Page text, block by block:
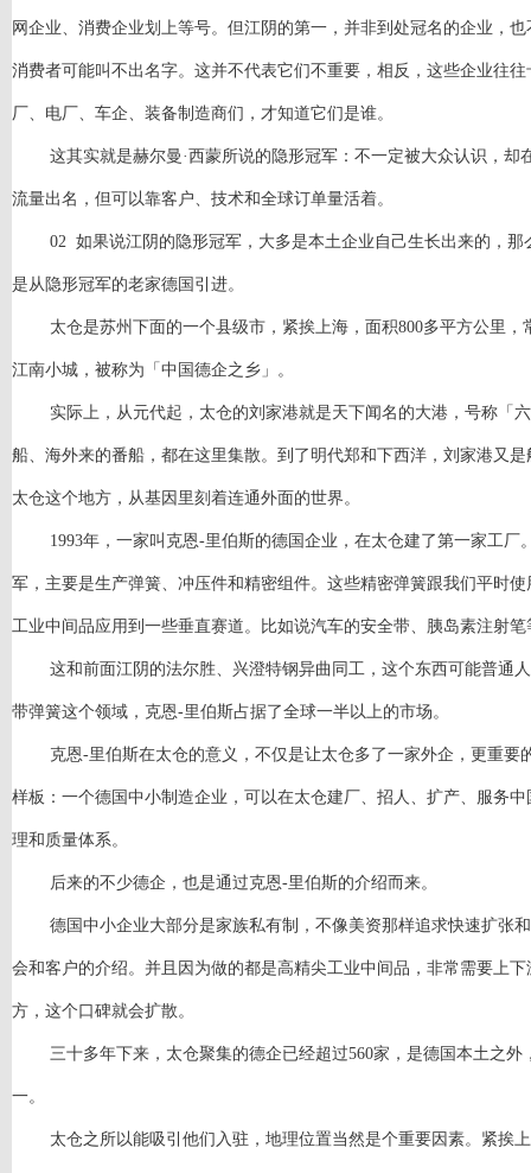
网企业、消费企业划上等号。但江阴的第一，并非到处冠名的企业，
消费者可能叫不出名字。这并不代表它们不重要，相反，这些企业往
厂、电厂、车企、装备制造商们，才知道它们是谁。
这其实就是赫尔曼 ·西蒙所说的隐形冠军：不一定被大众认识，却
流量出名，但可以靠客户、技术和全球订单量活着。
02 如果说江阴的隐形冠军，大多是本土企业自己生长出来的，
是从隐形冠军的老家德国引进。
太仓是苏州下面的一个县级市，紧挨上海，面积800多平方公里，
江南小城，被称为「中国德企之乡」。
实际上，从元代起，太仓的刘家港就是天下闻名的大港，号称「
船、海外来的番船，都在这里集散。到了明代郑和下西洋，刘家港又
太仓这个地方，从基因里刻着连通外面的世界。
1993年，一家叫克恩-里伯斯的德国企业，在太仓建了第一家工厂
军，主要是生产弹簧、冲压件和精密组件。这些精密弹簧跟我们平时
工业中间品应用到一些垂直赛道。比如说汽车的安全带、胰岛素注射笔
这和前面江阴的法尔胜、兴澄特钢异曲同工，这个东西可能普通
带弹簧这个领域，克恩-里伯斯占据了全球一半以上的市场。
克恩-里伯斯在太仓的意义，不仅是让太仓多了一家外企，更重要
样板：一个德国中小制造企业，可以在太仓建厂、招人、扩产、服务
理和质量体系。
后来的不少德企，也是通过克恩-里伯斯的介绍而来。
德国中小企业大部分是家族私有制，不像美资那样追求快速扩张
会和客户的介绍。并且因为做的都是高精尖工业中间品，非常需要上
方，这个口碑就会扩散。
三十多年下来，太仓聚集的德企已经超过560家，是德国本土之
一。
太仓之所以能吸引他们入驻，地理位置当然是个重要因素。紧挨